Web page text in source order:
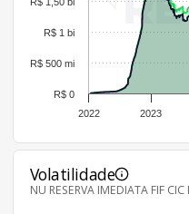
2022 2023
R$ 0
R$ 500 mi
R$ 1 bi
Volatilidade
NU RESERVA IMEDIATA FIF CIC